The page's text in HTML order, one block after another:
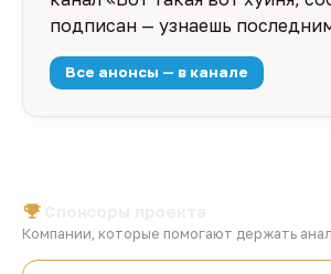
подписан — узнаешь
Все анонсы — в канале
Компании, которые помогают держать